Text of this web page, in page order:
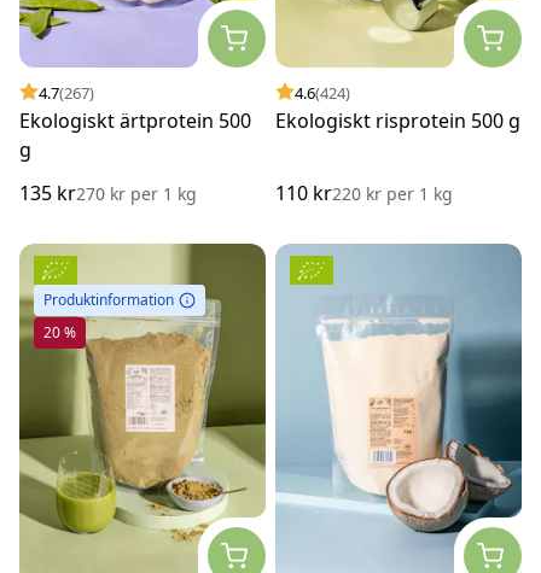
4.7(267)
Ekologiskt ärtprotein 500
g
135 kr270 kr per 1 kg
4.6(424)
Ekologiskt risprotein 500 g
110 kr220 kr per 1 kg
Produktinformation
20 %